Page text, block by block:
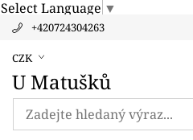
Select Language ▼
+420724304263
CZK
U Matušků